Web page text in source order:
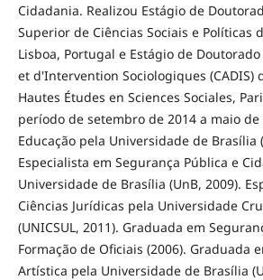
Cidadania. Realizou Estágio de
Superior de Ciências Sociais e Políticas
Lisboa, Portugal e Estágio de
et d'Intervention Sociologiques (CADIS)
Hautes Études en Sciences Sociales,
período de setembro de 2014 a maio
Educação pela Universidade de Brasília
Especialista em Segurança Pública e
Universidade de Brasília (UnB, 2009).
Ciências Jurídicas pela Universidade
(UNICSUL, 2011). Graduada em
Formação de Oficiais (2006). Graduada
Artística pela Universidade de Brasília